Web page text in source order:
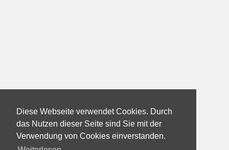
Diese Webseite verwendet Cookies. Durch
das Nutzen dieser Seite sind Sie mit der
Verwendung von Cookies einverstanden.